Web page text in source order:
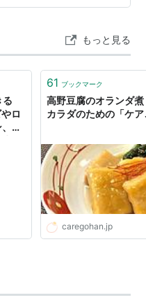
おいしそうな香り。 何
みに。 お弁当も販売し
もっと見る
ロ
自
61 ブックマーク
高野豆腐のオランダ
カラダのための「ケ
caregohan.jp